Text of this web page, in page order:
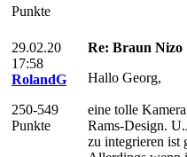
Punkte
29.02.20
17:58
RolandG
250-549
Punkte
Re: Braun Nizo
Hallo Georg,
eine tolle
Rams-Design.
zu integrieren ist